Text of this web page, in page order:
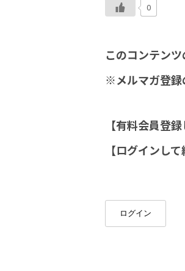
0
このコンテンツ
※メルマガ登録
【有料会員登
【ログインし
ログイン